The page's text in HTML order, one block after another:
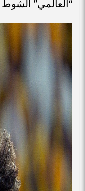
“العالمي” الشوط